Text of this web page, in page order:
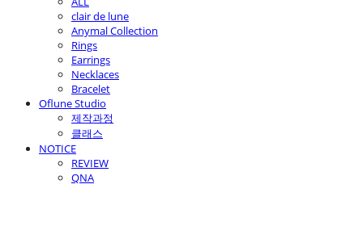
clair de lune
Anymal Collection
Rings
Earrings
Necklaces
Bracelet
Oflune Studio
제작과정
클래스
NOTICE
REVIEW
QNA